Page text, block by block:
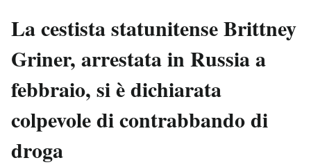
Italia
Politica
Tecnologia
Scienza
Moda
Consumismi
Storie/Idee
Media
La cestista statunitense Brittney
Griner, arrestata in Russia a
febbraio, si è dichiarata
colpevole di contrabbando di
droga